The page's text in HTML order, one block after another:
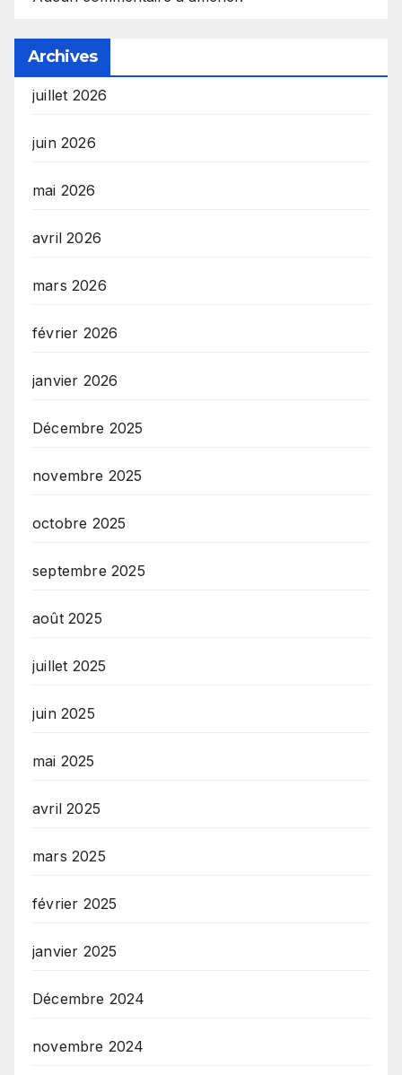
Archives
juillet 2026
juin 2026
mai 2026
avril 2026
mars 2026
février 2026
janvier 2026
Décembre 2025
novembre 2025
octobre 2025
septembre 2025
août 2025
juillet 2025
juin 2025
mai 2025
avril 2025
mars 2025
février 2025
janvier 2025
Décembre 2024
novembre 2024